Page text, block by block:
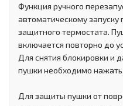
Функция ручного
автоматическому
защитного термостата.
включается повторно до
Для снятия блокировки и
пушки необходимо нажать
Для защиты пушки от